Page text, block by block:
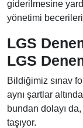
giderilmesine
yönetimi
LGS
LGS
Bildiğimiz sınav
aynı şartlar
bundan dolayı
taşıyor.